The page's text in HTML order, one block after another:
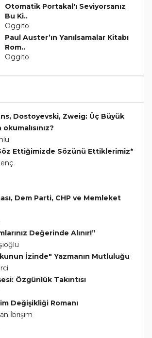
Otomatik Portakal'ı Seviyorsanız
Bu Ki..
Oggito
Paul Auster’ın Yanılsamalar Kitabı
Rom..
Oggito
Dostoyevski, Zweig: Üç Büyük
Ettiğimizde Sözünü Ettiklerimiz*
Dem Parti, CHP ve Memleket
Değerinde Alınır!”
İzinde" Yazmanın Mutluluğu
Özgünlük Takıntısı
Değişikliği Romanı
İbrişim